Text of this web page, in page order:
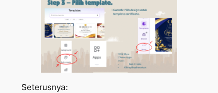
Seterusnya: